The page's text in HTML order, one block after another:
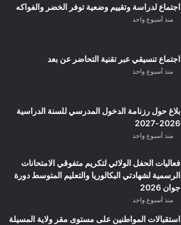
اجتماع لدراسة وتقييم وضعية توفر الخضر والفواكه
منذ أسبوع واحد
اجتماع تنسيقي عبر تقنية التحاضر عن بعد
منذ أسبوع واحد
بلاغ حول رزنامة الدخول المدرسي للسنة الدراسية
2026-2027
منذ أسبوع واحد
فعاليات الحفل الولائي لتكريم متفوقي الامتحانات
الرسمية لشهادتي البكالوريا والتعليم المتوسط دورة
جوان 2026
منذ أسبوع واحد
استقبالات المواطنين على مستوى مقر ولاية المسيلة